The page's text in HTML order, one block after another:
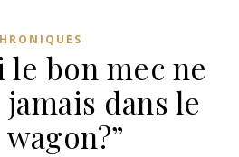
le bon mec ne
dans le